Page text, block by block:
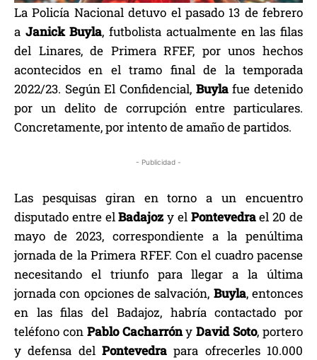
La Policía Nacional detuvo el pasado 13 de febrero
a Janick Buyla, futbolista actualmente en las filas
del Linares, de Primera RFEF, por unos hechos
acontecidos en el tramo final de la temporada
2022/23. Según El Confidencial, Buylafue detenido
por un delito de corrupción entre particulares.
Concretamente, por intento de amaño de partidos.
- Publicidad -
Las pesquisas giran en torno a un encuentro
disputado entre elBadajozy el Pontevedrael 20 de
mayo de 2023, correspondiente a la penúltima
jornada de la Primera RFEF. Con el cuadro pacense
necesitando el triunfo para llegar a la última
jornada con opciones de salvación, Buyla, entonces
en las filas del Badajoz, habría contactado por
teléfono conPablo Cacharróny David Soto, portero
y defensa del Pontevedrapara ofrecerles 10.000